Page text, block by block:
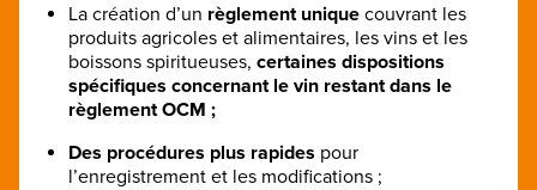
La création d’un règlement unique couvrant les
produits agricoles et alimentaires, les vins et les
boissons spiritueuses, certaines dispositions
spécifiques concernant le vin restant dans le
règlement OCM ;
Des procédures plus rapides pour
l’enregistrement et les modifications ;